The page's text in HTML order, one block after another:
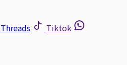
Threads
Tiktok